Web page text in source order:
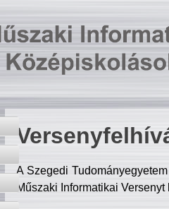
A Szegedi
Műszaki Informatikai